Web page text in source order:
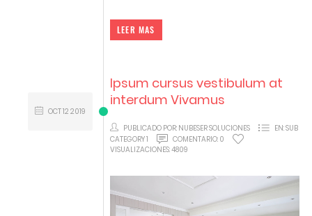
LEER MAS
Ipsum cursus vestibulum at
interdum Vivamus
PUBLICADO POR: NUBESER SOLUCIONES EN:SUB
CATEGORY 1
OCT12 2019
COMENTARIO: 0
VISUALIZACIONES:4809